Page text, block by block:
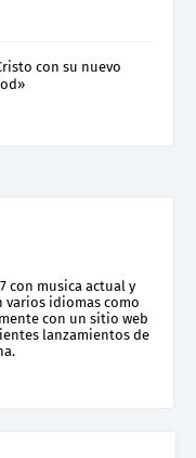
con su nuevo
con musica actual y
varios idiomas como
con un sitio web
lanzamientos de